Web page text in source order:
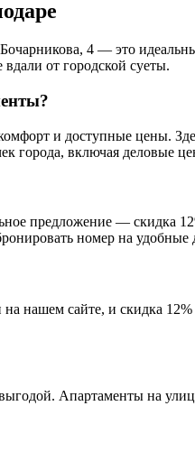
4 — это
от городской суеты.
и доступные цены.
города, включая деловые
предложение — скидка
номер на
нашем сайте, и скидка
Апартаменты на